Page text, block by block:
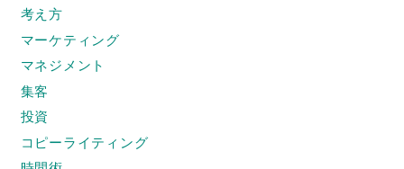
考え方
マーケティング
マネジメント
集客
投資
コピーライティング